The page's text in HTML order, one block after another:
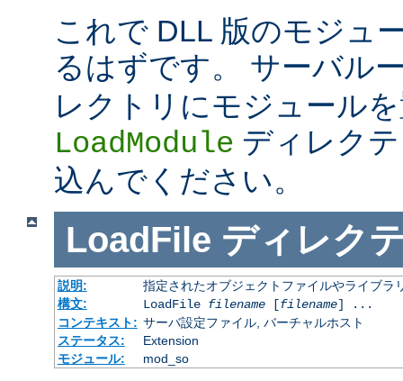
これで DLL 版のモジュ
るはずです。 サーバル
レクトリにモジュール
LoadModule ディレク
込んでください。
LoadFile ディレク
説明:
指定されたオブジェクトファイルやライブラ
構文:
LoadFile filename[filename] ...
コンテキスト: サーバ設定ファイル, バーチャルホスト
ステータス:
Extension
モジュール:
mod_so